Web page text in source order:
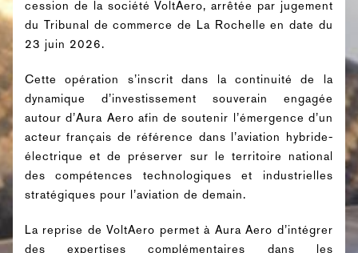
cession de la société VoltAero, arrêtée par jugement
du Tribunal de commerce de La Rochelle en date du
23 juin 2026.
Cette opération s’inscrit dans la continuité de la
dynamique d’investissement souverain engagée
autour d’Aura Aero afin de soutenir l’émergence d’un
acteur français de référence dans l’aviation hybride-
électrique et de préserver sur le territoire national
des compétences technologiques et industrielles
stratégiques pour l’aviation de demain.
La reprise de VoltAero permet à Aura Aero d’intégrer
des expertises complémentaires dans les